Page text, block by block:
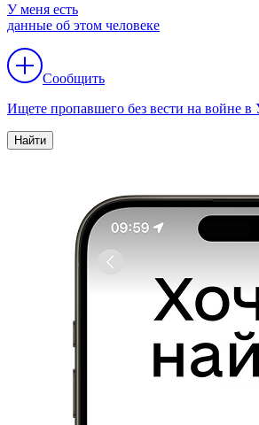
У меня есть
данные об этом человеке
Сообщить
Ищете пропавшего без вести на войне в
Найти